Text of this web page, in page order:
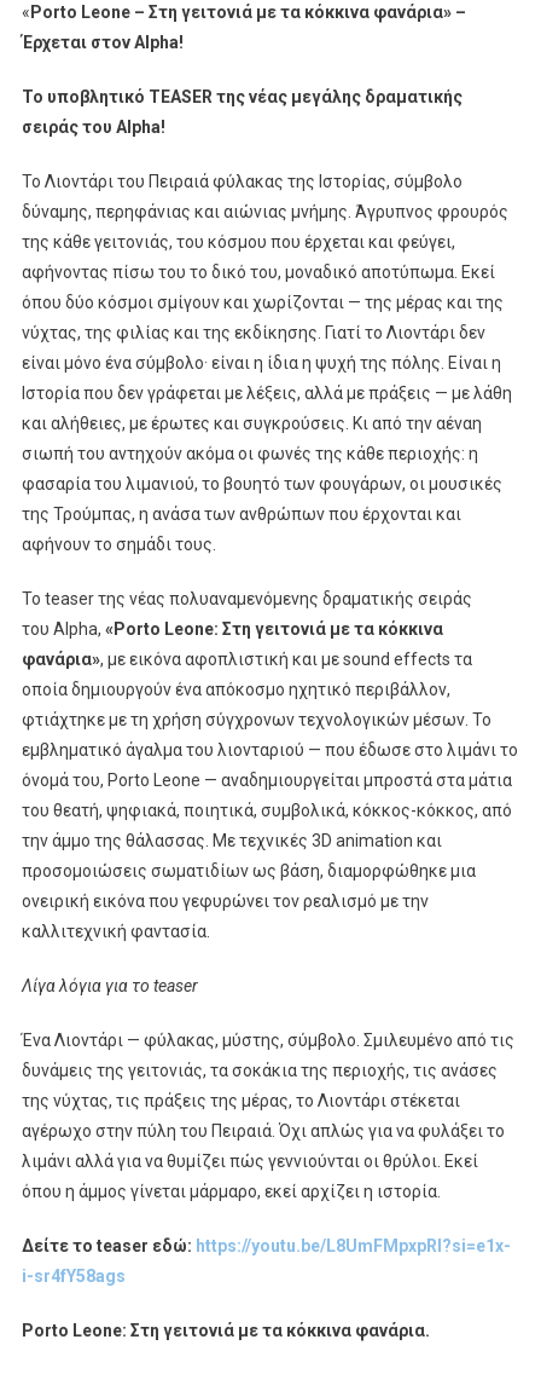
« Porto Leone – Στη γειτονιά με τα κόκκινα φανάρια» –
Έρχεται στονAlpha!
Το υποβλητικό TEASER της νέας μεγάλης δραματικής
σειράς του Alpha!
Το Λιοντάρι του Πειραιά φύλακας της Ιστορίας, σύμβολο
δύναμης, περηφάνιας και αιώνιας μνήμης. Άγρυπνος φρουρός
της κάθε γειτονιάς, του κόσμου που έρχεται και φεύγει,
αφήνοντας πίσω του το δικό του, μοναδικό αποτύπωμα. Εκεί
όπου δύο κόσμοι σμίγουν και χωρίζονται — της μέρας και της
νύχτας, της φιλίας και της εκδίκησης. Γιατί το Λιοντάρι δεν
είναι μόνο ένα σύμβολο· είναι η ίδια η ψυχή της πόλης. Είναι η
Ιστορία που δεν γράφεται με λέξεις, αλλά με πράξεις — με λάθη
και αλήθειες, με έρωτες και συγκρούσεις. Κι από την αέναη
σιωπή του αντηχούν ακόμα οι φωνές της κάθε περιοχής: η
φασαρία του λιμανιού, το βουητό των φουγάρων, οι μουσικές
της Τρούμπας, η ανάσα των ανθρώπων που έρχονται και
αφήνουν το σημάδι τους.
Το teaser της νέας πολυαναμενόμενης δραματικής σειράς
του Alpha, «Porto Leone: Στη γειτονιά με τα κόκκινα
φανάρια», με εικόνα αφοπλιστική και με sound effects τα
οποία δημιουργούν ένα απόκοσμο ηχητικό περιβάλλον,
φτιάχτηκε με τη χρήση σύγχρονων τεχνολογικών μέσων. Το
εμβληματικό άγαλμα του λιονταριού — που έδωσε στο λιμάνι το
όνομά του, Porto Leone — αναδημιουργείται μπροστά στα μάτια
του θεατή, ψηφιακά, ποιητικά, συμβολικά, κόκκος-κόκκος, από
την άμμο της θάλασσας. Με τεχνικές 3D animation και
προσομοιώσεις σωματιδίων ως βάση, διαμορφώθηκε μια
ονειρική εικόνα που γεφυρώνει τον ρεαλισμό με την
καλλιτεχνική φαντασία.
Λίγα λόγια για το teaser
Ένα Λιοντάρι — φύλακας, μύστης, σύμβολο. Σμιλευμένο από τις
δυνάμεις της γειτονιάς, τα σοκάκια της περιοχής, τις ανάσες
της νύχτας, τις πράξεις της μέρας, το Λιοντάρι στέκεται
αγέρωχο στην πύλη του Πειραιά. Όχι απλώς για να φυλάξει το
λιμάνι αλλά για να θυμίζει πώς γεννιούνται οι θρύλοι. Εκεί
όπου η άμμος γίνεται μάρμαρο, εκεί αρχίζει η ιστορία.
Δείτε το teaser εδώ: https://youtu.be/L8UmFMpxpRI?si=e1x-
i-sr4fY58ags
Porto Leone: Στη γειτονιά με τα κόκκινα φανάρια.